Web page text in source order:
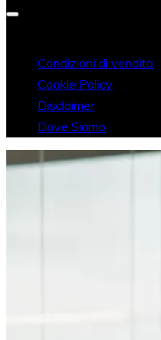
Condizioni di vendita
Cookie Policy
Disclaimer
Dove Siamo